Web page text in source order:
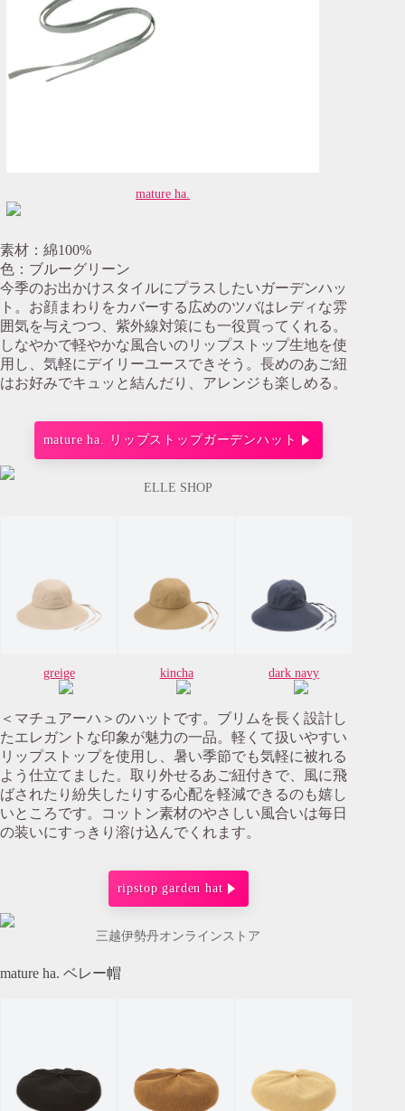
mature ha.
素材：綿100%
色：ブルーグリーン
今季のお出かけスタイルにプラスしたいガーデンハッ
ト。お顔まわりをカバーする広めのツバはレディな雰
囲気を与えつつ、紫外線対策にも一役買ってくれる。
しなやかで軽やかな風合いのリップストップ生地を使
用し、気軽にデイリーユースできそう。長めのあご紐
はお好みでキュッと結んだり、アレンジも楽しめる。
mature ha. リップストップガーデンハット
ELLE SHOP
greige kincha dark navy
＜マチュアーハ＞のハットです。ブリムを長く設計し
たエレガントな印象が魅力の一品。軽くて扱いやすい
リップストップを使用し、暑い季節でも気軽に被れる
よう仕立てました。取り外せるあご紐付きで、風に飛
ばされたり紛失したりする心配を軽減できるのも嬉し
いところです。コットン素材のやさしい風合いは毎日
の装いにすっきり溶け込んでくれます。
ripstop garden hat
三越伊勢丹オンラインストア
mature ha. ベレー帽